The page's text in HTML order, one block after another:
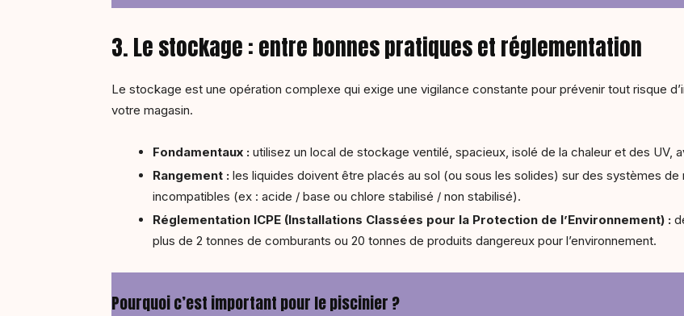
3. Le stockage : entre bonnes pratiques et réglementation
Le stockage est une opération complexe qui exige une vigilance constante pour prévenir tout risque
votre magasin.
Fondamentaux : utilisez un local de stockage ventilé, spacieux, isolé de la chaleur et des UV,
Rangement : les liquides doivent être placés au sol (ou sous les solides) sur des systèmes
incompatibles (ex : acide / base ou chlore stabilisé / non stabilisé).
Réglementation ICPE (Installations Classées pour la Protection de l’Environnement) :
plus de 2 tonnes de comburants ou 20 tonnes de produits dangereux pour l’environnement.
Pourquoi c’est important pour le piscinier ?